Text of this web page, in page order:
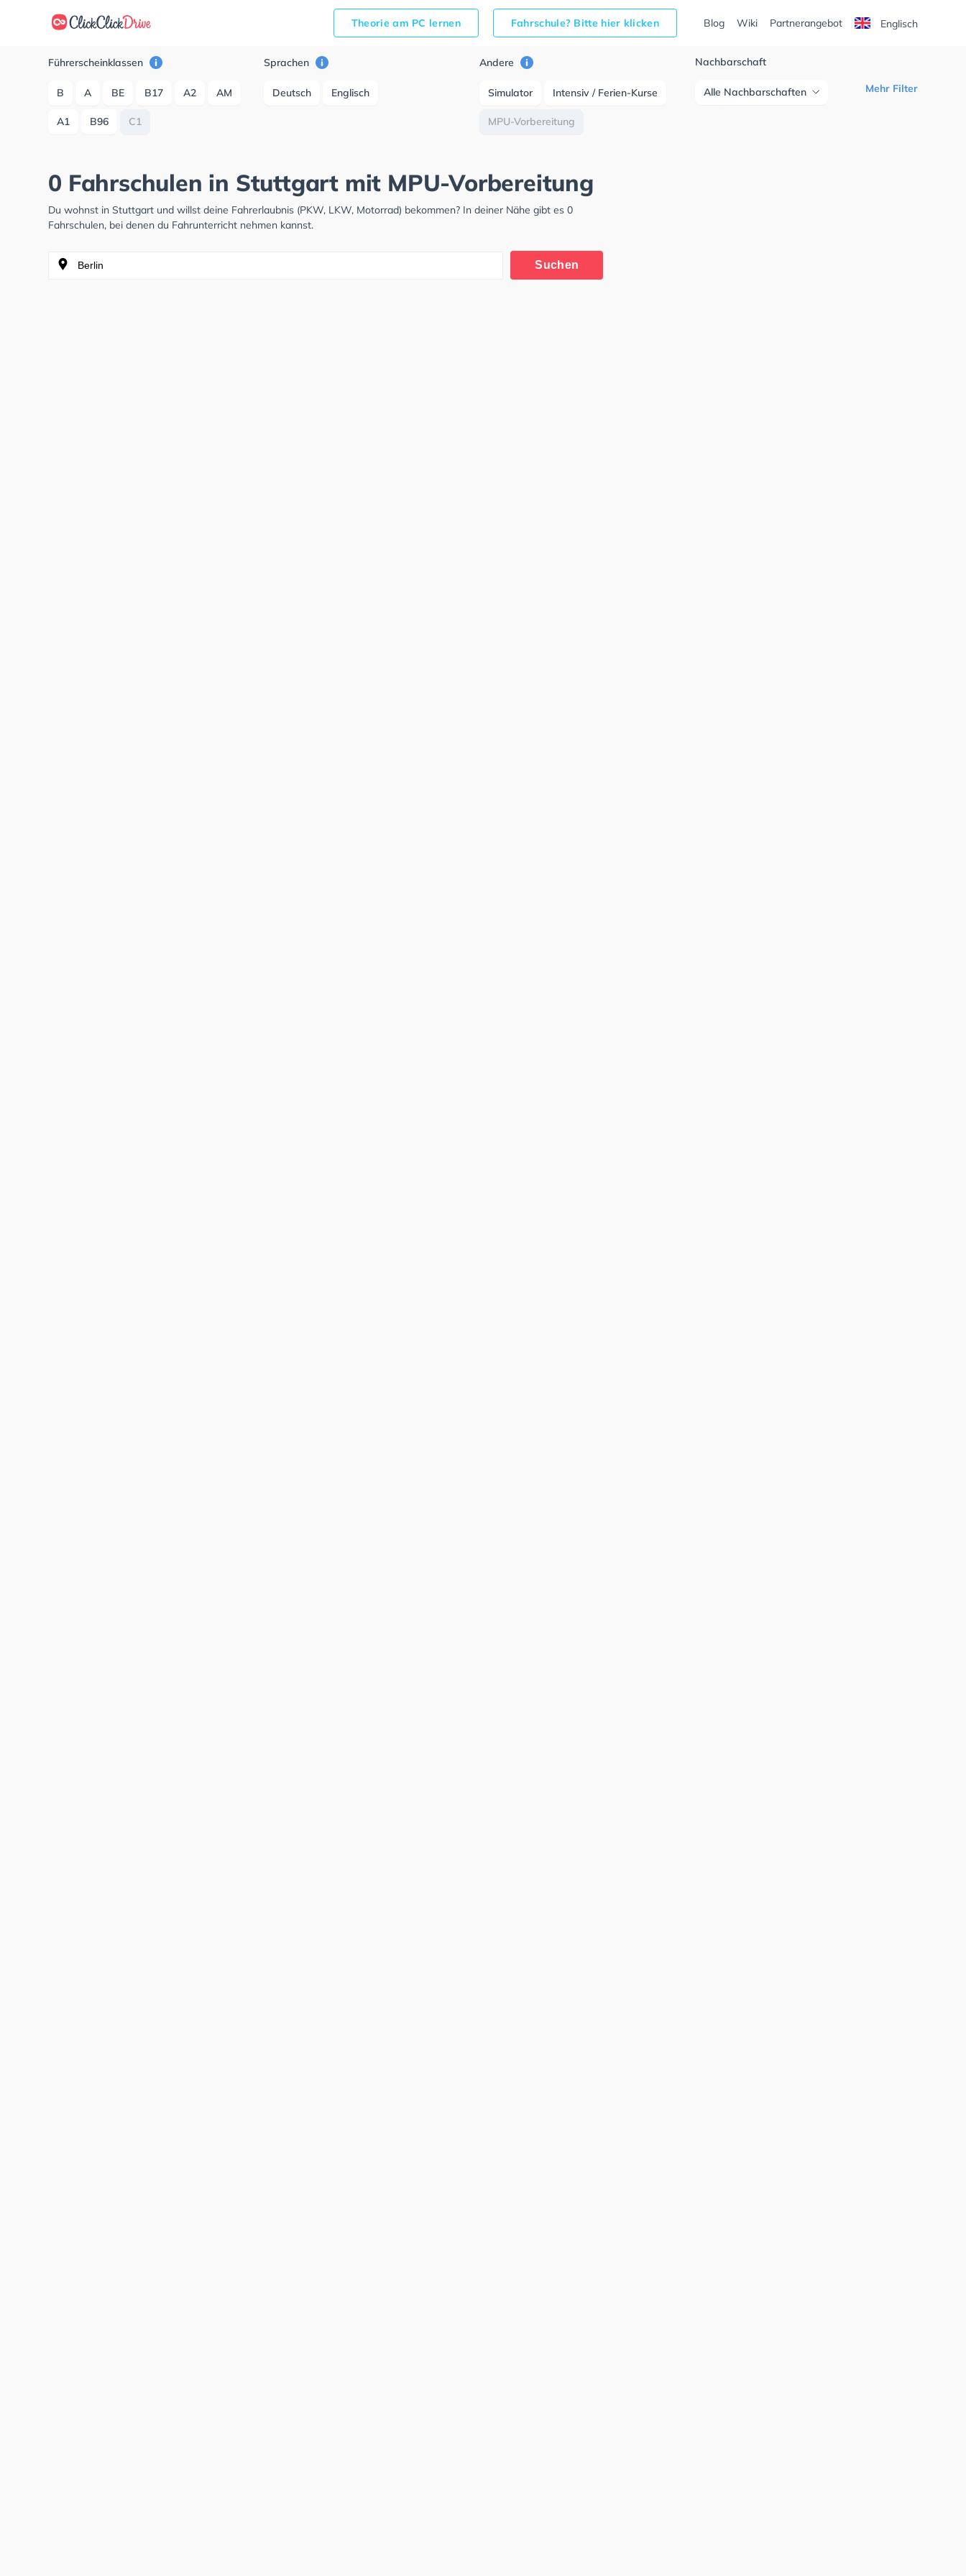
Theorie am PC lernen Fahrschule? Bitte hier klicken Blog Wiki Partnerangebot Englisch
Führerscheinklassen
B A BE B17 A2 AM
A1 B96 C1
Sprachen
Deutsch Englisch
Andere
Simulator Intensiv / Ferien-Kurse
MPU-Vorbereitung
Nachbarschaft
Alle Nachbarschaften Mehr Filter
0 Fahrschulen in Stuttgart mit MPU-Vorbereitung
Du wohnst in Stuttgart und willst deine Fahrerlaubnis (PKW, LKW, Motorrad) bekommen? In deiner Nähe gibt es 0
Fahrschulen, bei denen du Fahrunterricht nehmen kannst.
Suchen